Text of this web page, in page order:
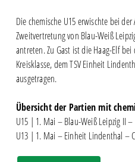
Die chemische U15 erwischte bei
Zweitvertretung von Blau-Weiß
antreten. Zu Gast ist die Haag-Elf
Kreisklasse, dem TSV Einheit
ausgetragen.
Übersicht der Partien mit
U15 | 1. Mai – Blau-Weiß Leipzig II –
U13 | 1. Mai – Einheit Lindenthal –